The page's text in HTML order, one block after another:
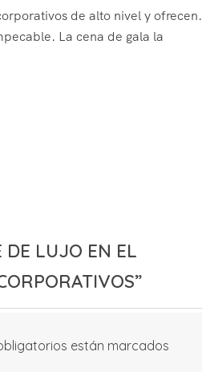
de alto nivel y ofrecen.
La cena de gala la
DE LUJO EN EL
están marcados